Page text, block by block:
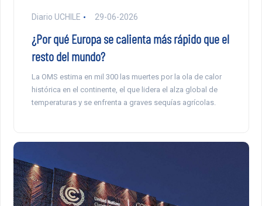
Diario UCHILE 29-06-2026
¿Por qué Europa se calienta más rápido que el
resto del mundo?
La OMS estima en mil 300 las muertes por la ola de calor
histórica en el continente, el que lidera el alza global de
temperaturas y se enfrenta a graves sequías agrícolas.